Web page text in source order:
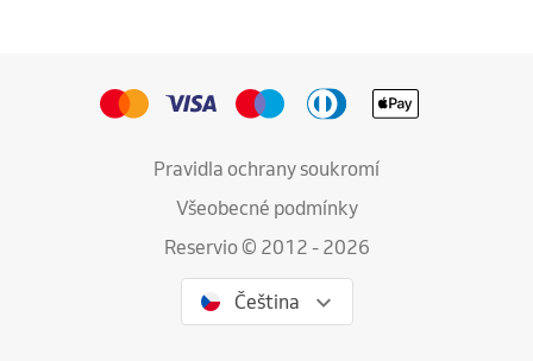
Pravidla ochrany soukromí
Všeobecné podmínky
Reservio © 2012 - 2026
Čeština